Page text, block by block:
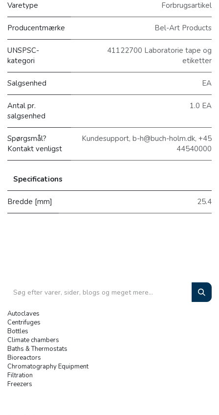
Varetype Forbrugsartikel
Producentmærke Bel-Art Products
UNSPSC-
kategori
41122700 Laboratorie tape og
etiketter
Salgsenhed EA
Antal pr.
salgsenhed
1.0 EA
Spørgsmål?
Kontakt venligst
Kundesupport, b-h@buch-holm.dk, +45
44540000
Specifications
Bredde [mm] 25.4
Autoclaves
Centrifuges
Bottles
Climate chambers
Baths & Thermostats
Bioreactors
Chromatography Equipment
Filtration
Freezers